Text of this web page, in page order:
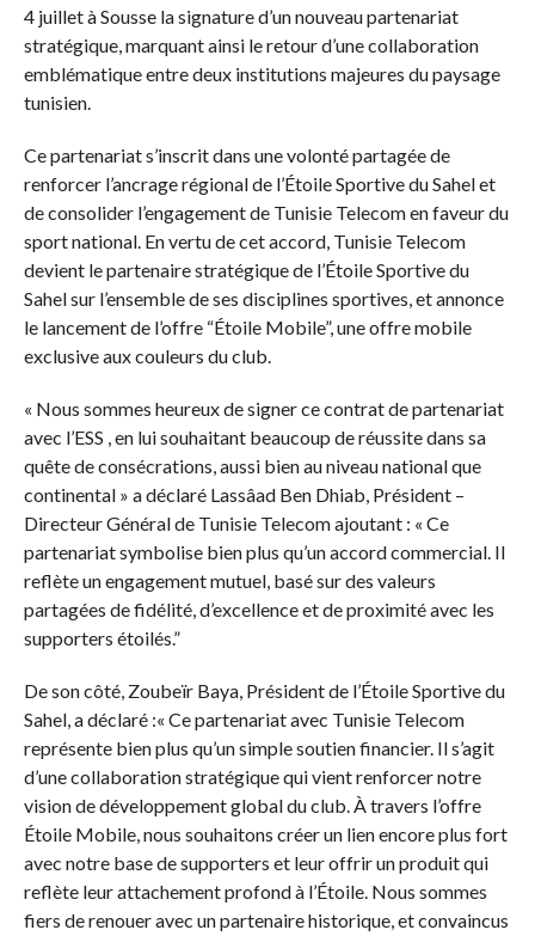
4 juillet à Sousse la signature d’un nouveau partenariat
stratégique, marquant ainsi le retour d’une collaboration
emblématique entre deux institutions majeures du paysage
tunisien.
Ce partenariat s’inscrit dans une volonté partagée de
renforcer l’ancrage régional de l’Étoile Sportive du Sahel et
de consolider l’engagement de Tunisie Telecom en faveur du
sport national. En vertu de cet accord, Tunisie Telecom
devient le partenaire stratégique de l’Étoile Sportive du
Sahel sur l’ensemble de ses disciplines sportives, et annonce
le lancement de l’offre “Étoile Mobile”, une offre mobile
exclusive aux couleurs du club.
« Nous sommes heureux de signer ce contrat de partenariat
avec l’ESS , en lui souhaitant beaucoup de réussite dans sa
quête de consécrations, aussi bien au niveau national que
continental » a déclaré Lassâad Ben Dhiab, Président –
Directeur Général de Tunisie Telecom ajoutant : « Ce
partenariat symbolise bien plus qu’un accord commercial. Il
reflète un engagement mutuel, basé sur des valeurs
partagées de fidélité, d’excellence et de proximité avec les
supporters étoilés.”
De son côté, Zoubeïr Baya, Président de l’Étoile Sportive du
Sahel, a déclaré :« Ce partenariat avec Tunisie Telecom
représente bien plus qu’un simple soutien financier. Il s’agit
d’une collaboration stratégique qui vient renforcer notre
vision de développement global du club. À travers l’offre
Étoile Mobile, nous souhaitons créer un lien encore plus fort
avec notre base de supporters et leur offrir un produit qui
reflète leur attachement profond à l’Étoile. Nous sommes
fiers de renouer avec un partenaire historique, et convaincus